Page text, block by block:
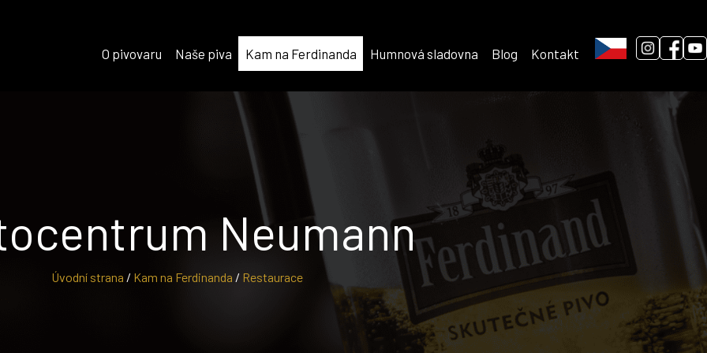
O pivovaru Naše piva Kam na Ferdinanda Humnová sladovna Blog Kontakt
Úvodní strana / Kam na Ferdinanda / Restaurace
Neumann